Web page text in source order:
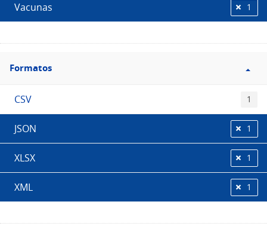
Vacunas 1
Filtro
Formatos
Formatos
CSV 1
JSON 1
XLSX 1
XML 1